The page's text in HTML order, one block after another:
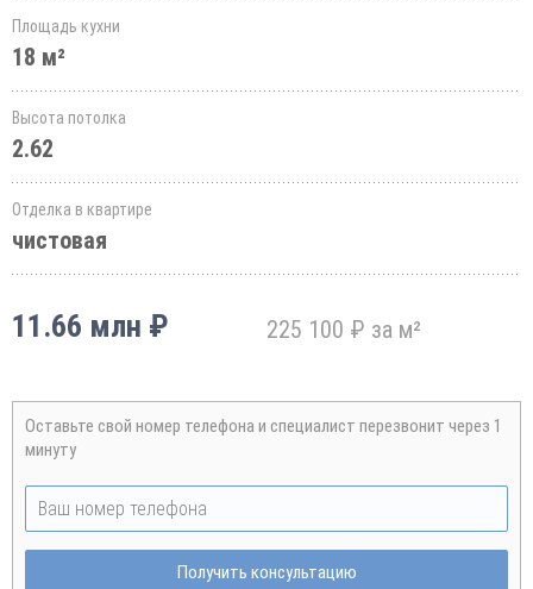
Площадь кухни
18 м²
Высота потолка
2.62
Отделка в квартире
чистовая
11.66 млн ₽ 225 100 ₽ за м²
Оставьте свой номер телефона и специалист перезвонит через 1
минуту
Получить консультацию